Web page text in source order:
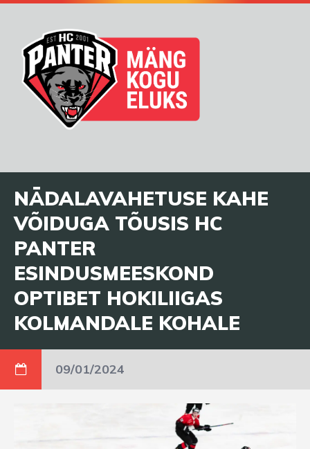
NÄDALAVAHETUSE KAHE
VÕIDUGA TÕUSIS HC
PANTER
ESINDUSMEESKOND
OPTIBET HOKILIIGAS
KOLMANDALE KOHALE
09/01/2024